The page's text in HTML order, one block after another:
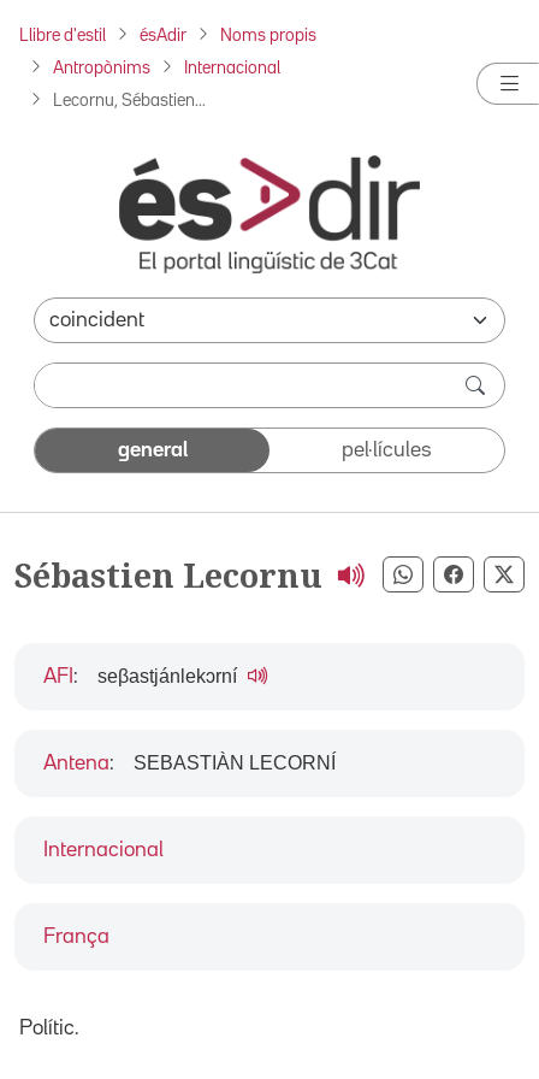
Llibre d'estil ésAdir Noms propis
Antropònims Internacional
Lecornu, Sébastien...
general pel·lícules
Sébastien Lecornu Compartir
Internacional
França
AFI : seβastjánlekɔrní
Antena: SEBASTIÀN LECORNÍ
Polític.